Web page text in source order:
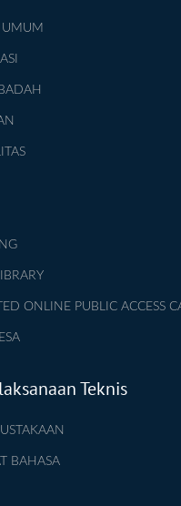
UMUM
ONLINE PUBLIC ACCESS
Teknis
BAHASA